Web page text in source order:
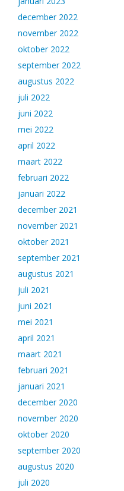
december 2022
november 2022
oktober 2022
september 2022
augustus 2022
juli 2022
juni 2022
mei 2022
april 2022
maart 2022
februari 2022
januari 2022
december 2021
november 2021
oktober 2021
september 2021
augustus 2021
juli 2021
juni 2021
mei 2021
april 2021
maart 2021
februari 2021
januari 2021
december 2020
november 2020
oktober 2020
september 2020
augustus 2020
juli 2020